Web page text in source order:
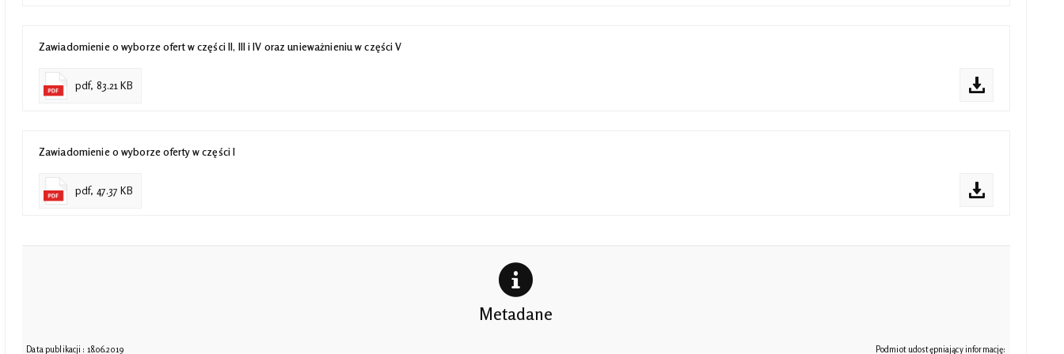
Zawiadomienie o wyborze ofert w części II, III i IV oraz unieważnieniu w części V
pdf, 83.21 KB
Zawiadomienie o wyborze oferty w części I
pdf, 47.37 KB
Metadane
Data publikacji : 18.06.2019 Podmiot udostępniający informację: